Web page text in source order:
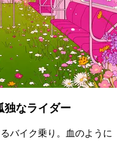
独なライダー
バイク乗り。血のように